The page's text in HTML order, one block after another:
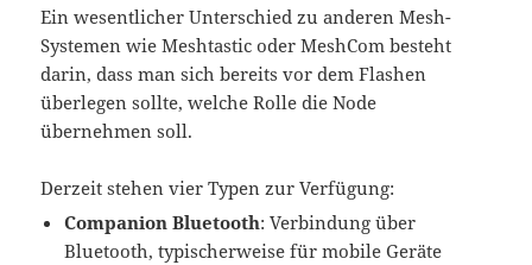
Ein wesentlicher Unterschied zu anderen Mesh-
Systemen wie Meshtastic oder MeshCom besteht
darin, dass man sich bereits vor dem Flashen
überlegen sollte, welche Rolle die Node
übernehmen soll.
Derzeit stehen vier Typen zur Verfügung:
Companion Bluetooth: Verbindung über
Bluetooth, typischerweise für mobile Geräte